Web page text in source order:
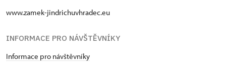
www.zamek-jindrichuvhradec.eu
INFORMACE PRO NÁVŠTĚVNÍKY
Informace pro návštěvníky